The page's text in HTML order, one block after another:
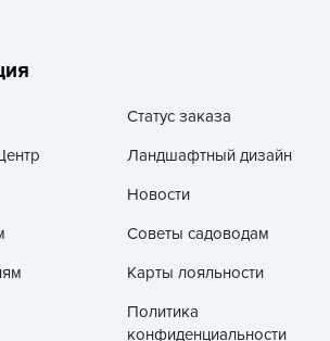
Статус заказа
Ландшафтный дизайн
Новости
Советы садоводам
Карты лояльности
Политика
конфиденциальности